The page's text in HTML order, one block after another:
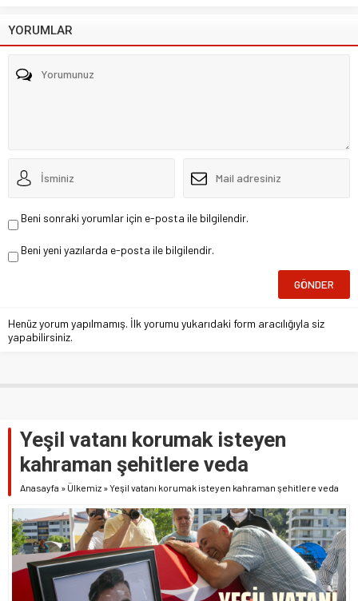
YORUMLAR
Beni sonraki yorumlar için e-posta ile bilgilendir.
Beni yeni yazılarda e-posta ile bilgilendir.
Henüz yorum yapılmamış. İlk yorumu yukarıdaki form aracılığıyla siz
yapabilirsiniz.
Yeşil vatanı korumak isteyen
kahraman şehitlere veda
Anasayfa » Ülkemiz »Yeşil vatanı korumak isteyen kahraman şehitlere veda